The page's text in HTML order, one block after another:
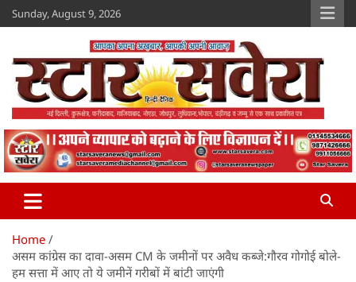
Skip
to
Sunday, August 9, 2026
Star Savera
www.starsavera.com
Home
असम कांग्रेस का दावा-असम CM के जमीनों पर अवैध कब्जे:गौरव गोगोई बोले-
हम सत्ता में आए तो ये जमीनें गरीबों में बांटी जाएंगी